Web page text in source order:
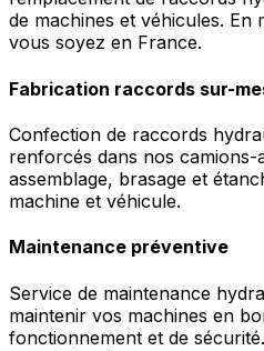
de machines et véhicules.
vous soyez en France.
Fabrication raccords sur-
Confection de raccords
renforcés dans nos camions-
assemblage, brasage et
machine et véhicule.
Maintenance préventive
Service de maintenance
maintenir vos machines en
fonctionnement et de